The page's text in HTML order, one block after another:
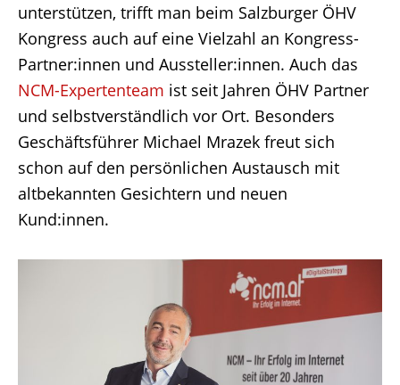
unterstützen, trifft man beim Salzburger ÖHV
Kongress auch auf eine Vielzahl an Kongress-
Partner:innen und Aussteller:innen. Auch das
NCM-Expertenteam ist seit Jahren ÖHV Partner
und selbstverständlich vor Ort. Besonders
Geschäftsführer Michael Mrazek freut sich
schon auf den persönlichen Austausch mit
altbekannten Gesichtern und neuen
Kund:innen.